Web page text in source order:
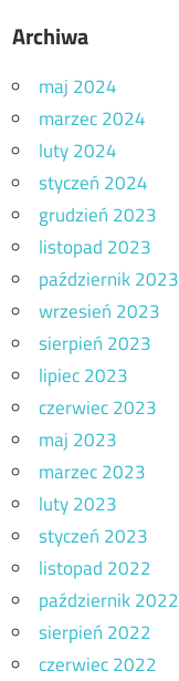
Archiwa
maj 2024
marzec 2024
luty 2024
styczeń 2024
grudzień 2023
listopad 2023
październik 2023
wrzesień 2023
sierpień 2023
lipiec 2023
czerwiec 2023
maj 2023
marzec 2023
luty 2023
styczeń 2023
listopad 2022
październik 2022
sierpień 2022
czerwiec 2022